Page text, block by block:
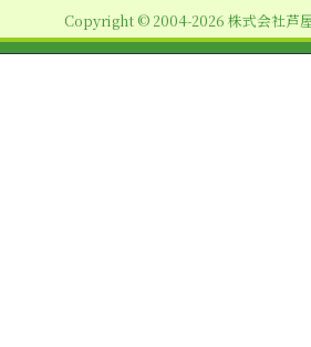
Copyright © 2004-2026 株式会社